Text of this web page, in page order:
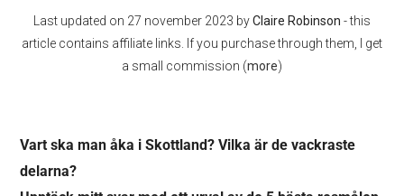
Last updated on 27 november 2023 byClaire Robinson - this
article contains affiliate links. If you purchase through them, I get
a small commission (more)
Vart ska man åka i Skottland? Vilka är de vackraste
delarna?